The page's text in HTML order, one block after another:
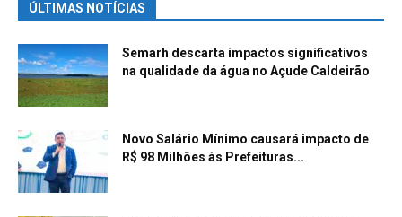
ÚLTIMAS NOTÍCIAS
Semarh descarta impactos significativos
na qualidade da água no Açude Caldeirão
Novo Salário Mínimo causará impacto de
R$ 98 Milhões às Prefeituras...